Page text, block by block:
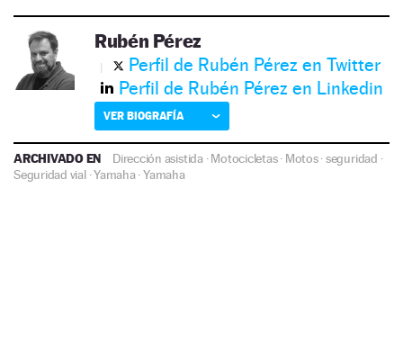
Rubén Pérez
Perfil de Rubén Pérez en Twitter
Perfil de Rubén Pérez en Linkedin
VER BIOGRAFÍA
ARCHIVADO EN Dirección asistida·Motocicletas· Motos·seguridad ·
Seguridad vial·Yamaha·Yamaha